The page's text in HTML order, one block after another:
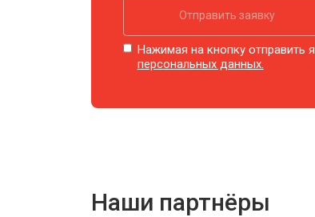
Отправить заявку
Нажимая на кнопку отправить
персональных данных.
Наши партнёры